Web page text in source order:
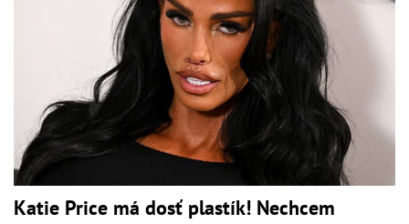
Katie Price má dosť plastík! Nechcem